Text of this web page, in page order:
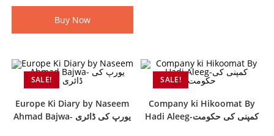
Buy Now
SALE!
Europe Ki Diary by Naseem
Ahmad Bajwa- یورپ کی ڈائری
SALE!
Company ki Hikoomat By
Hadi Aleeg-کمپنی کی حکومت